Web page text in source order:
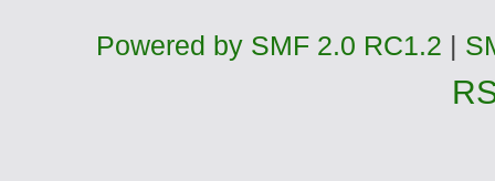
Powered by SMF 2.0 RC1.2 |